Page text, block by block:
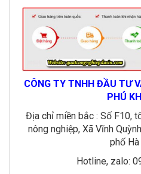
CÔNG TY TNHH ĐẦU TƯ
PHÚ
Địa chỉ miền bắc : Số F10,
nông nghiệp, Xã Vĩnh
phố Hà
Hotline, zalo: